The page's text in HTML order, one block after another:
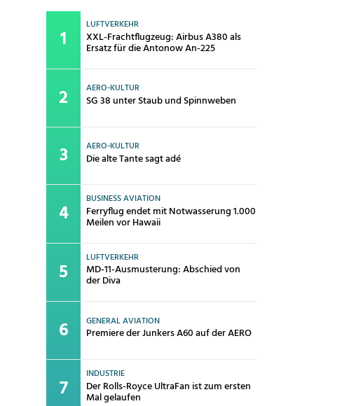
LUFTVERKEHR
XXL-Frachtflugzeug: Airbus A380 als
Ersatz für die Antonow An-225
AERO-KULTUR
SG 38 unter Staub und Spinnweben
AERO-KULTUR
Die alte Tante sagt adé
BUSINESS AVIATION
Ferryflug endet mit Notwasserung 1.000
Meilen vor Hawaii
LUFTVERKEHR
MD-11-Ausmusterung: Abschied von
der Diva
GENERAL AVIATION
Premiere der Junkers A60 auf der AERO
INDUSTRIE
Der Rolls-Royce UltraFan ist zum ersten
Mal gelaufen